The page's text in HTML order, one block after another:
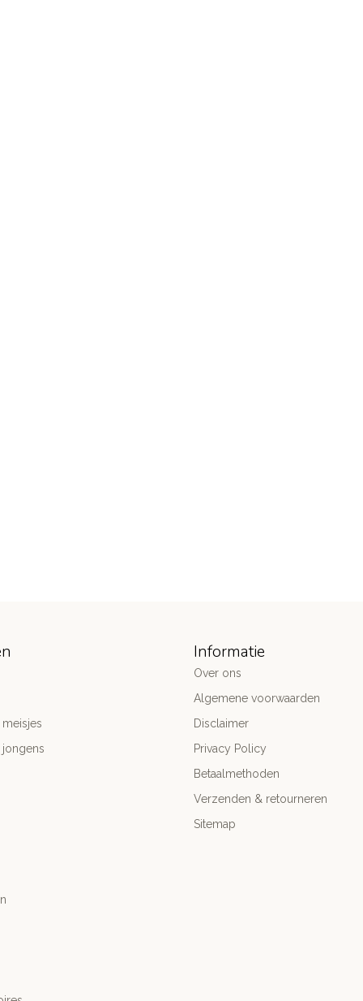
Informatie
Over ons
Algemene voorwaarden
Disclaimer
Privacy Policy
Betaalmethoden
Verzenden & retourneren
Sitemap